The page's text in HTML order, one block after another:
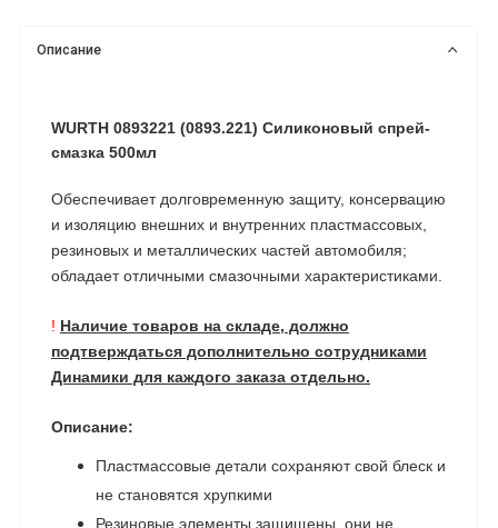
Описание
WURTH 0893221 (0893.221) Силиконовый спрей-
смазка 500мл
Обеспечивает долговременную защиту, консервацию
и изоляцию внешних и внутренних пластмассовых,
резиновых и металлических частей автомобиля;
обладает отличными смазочными характеристиками.
! Наличие товаров на складе, должно
подтверждаться дополнительно сотрудниками
Динамики для каждого заказа отдельно.
Описание:
Пластмассовые детали сохраняют свой блеск и
не становятся хрупкими
Резиновые элементы защищены, они не